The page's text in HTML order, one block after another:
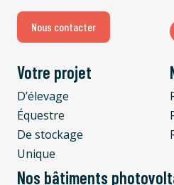
Nous contacter
Votre projet
D’élevage
Équestre
De stockage
Unique
Nos bâtiments